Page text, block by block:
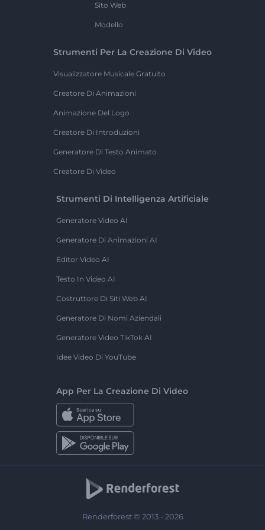
Sito Web
Modello
Strumenti Per La Creazione Di Video
Visualizzatore Musicale Gratuito
Creatore Di Animazioni
Animazione Del Logo
Creatore Di Introduzioni
Generatore Di Testo Animato
Creatore Di Video
Strumenti Di Intelligenza Artificiale
Generatore Video AI
Generatore Di Animazioni AI
Editor Video AI
Testo In Video AI
Costruttore Di Siti Web AI
Generatore Di Nomi Aziendali
Generatore Video TikTok AI
Idee Video Di YouTube
App Per La Creazione Di Video
Renderforest © 2013 - 2026